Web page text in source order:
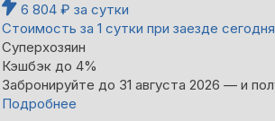
6 804 ₽ за сутки
Стоимость за 1 сутки при заезде сегодня
Суперхозяин
Кэшбэк до 4%
Забронируйте до 31 августа 2026 — и
Подробнее